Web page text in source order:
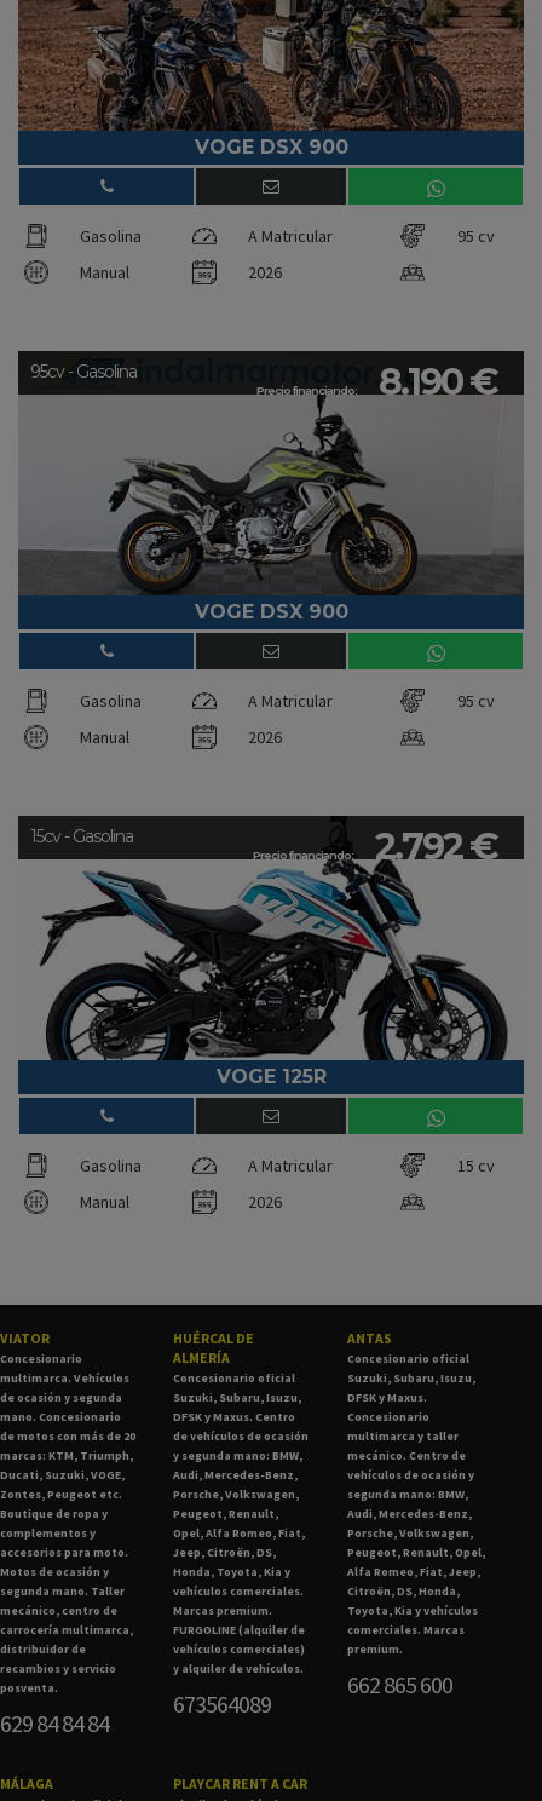
VOGE DSX 900
Gasolina A Matricular
95 cv
Manual
2026
Precio financiando: 8.190 €
95cv - Gasolina
VOGE DSX 900
Gasolina A Matricular
95 cv
Manual
2026
Precio financiando: 2.792 €
15cv - Gasolina
VOGE 125R
Gasolina A Matricular
15 cv
Manual
2026
VIATOR
Concesionario
multimarca. Vehículos
de ocasión y segunda
mano. Concesionario
de motos con más de 20
marcas: KTM, Triumph,
Ducati, Suzuki, VOGE,
Zontes, Peugeot etc.
Boutique de ropa y
complementos y
accesorios para moto.
Motos de ocasión y
segunda mano. Taller
mecánico, centro de
carrocería multimarca,
distribuidor de
recambios y servicio
posventa.
629 84 84 84
HUÉRCAL DE
ALMERÍA
Concesionario oficial
Suzuki, Subaru, Isuzu,
DFSK y Maxus. Centro
de vehículos de ocasión
y segunda mano: BMW,
Audi, Mercedes-Benz,
Porsche, Volkswagen,
Peugeot, Renault,
Opel, Alfa Romeo, Fiat,
Jeep, Citroën, DS,
Honda, Toyota, Kia y
vehículos comerciales.
Marcas premium.
FURGOLINE (alquiler de
vehículos comerciales)
y alquiler de vehículos.
673564089
ANTAS
Concesionario oficial
Suzuki, Subaru, Isuzu,
DFSK y Maxus.
Concesionario
multimarca y taller
mecánico. Centro de
vehículos de ocasión y
segunda mano: BMW,
Audi, Mercedes-Benz,
Porsche, Volkswagen,
Peugeot, Renault, Opel,
Alfa Romeo, Fiat, Jeep,
Citroën, DS, Honda,
Toyota, Kia y vehículos
comerciales. Marcas
premium.
662 865 600
MÁLAGA PLAYCAR RENT A CAR